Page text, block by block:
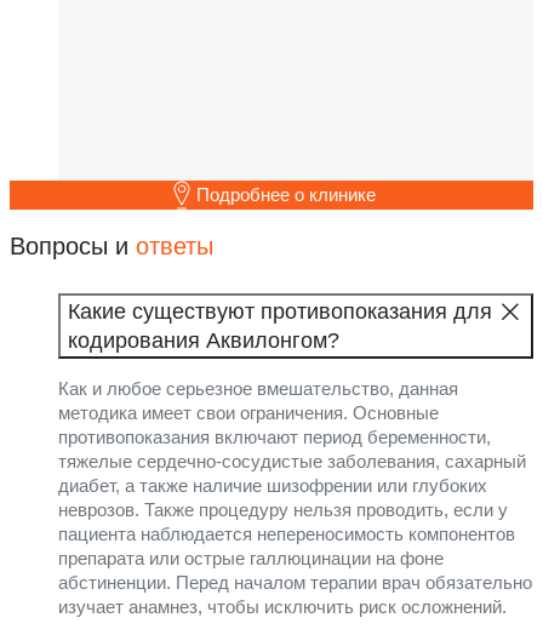
Подробнее о клинике
Вопросы и ответы
Какие существуют противопоказания для
кодирования Аквилонгом?
Как и любое серьезное вмешательство, данная
методика имеет свои ограничения. Основные
противопоказания включают период беременности,
тяжелые сердечно-сосудистые заболевания, сахарный
диабет, а также наличие шизофрении или глубоких
неврозов. Также процедуру нельзя проводить, если у
пациента наблюдается непереносимость компонентов
препарата или острые галлюцинации на фоне
абстиненции. Перед началом терапии врач обязательно
изучает анамнез, чтобы исключить риск осложнений.